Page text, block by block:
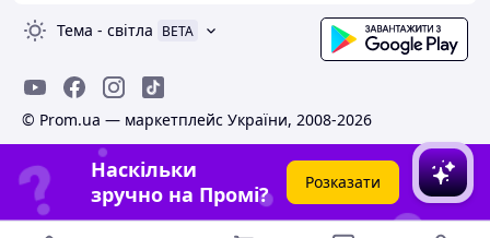
Тема - світла BETA
© Prom.ua — маркетплейс України, 2008-2026
Наскільки
зручно на Промі?
Розказати